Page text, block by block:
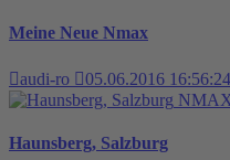
Meine Neue Nmax
audi-ro
05.06.2016 16:56:24
NMAX
Haunsberg, Salzburg